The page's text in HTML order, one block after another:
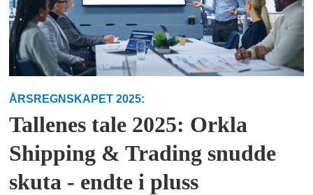
shipping
trading
ÅRSREGNSKAPET 2025:
Tallenes tale 2025: Orkla
Shipping & Trading snudde
skuta - endte i pluss